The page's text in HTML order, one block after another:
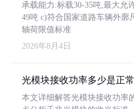
承载能力:标载30-35吨,最大允
49吨 c)符合国家道路车辆外廓
轴荷限值标准
2026年8月4日
光模块接收功率多少是正常
本文详细解答光模块接收功率